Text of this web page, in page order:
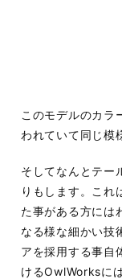
このモデルのカラ
われていて同じ模
そしてなんとテー
りもします。これ
た事がある方には
なる様な細かい技
アを採用する事自
けるOwlWorksに